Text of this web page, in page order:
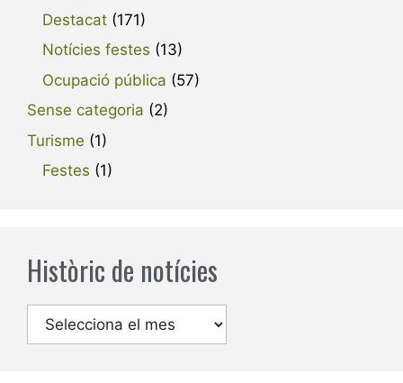
Destacat (171)
Notícies festes (13)
Ocupació pública (57)
Sense categoria (2)
Turisme (1)
Festes (1)
Històric de notícies
Arxius